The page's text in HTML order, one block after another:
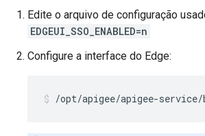
Edite o arquivo de configuração
EDGEUI_SSO_ENABLED=n
Configure a interface do Edge:
/opt/apigee/apigee-